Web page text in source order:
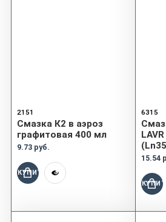
2151
Смазка К2 в аэроз
графитовая 400 мл
9.73 руб.
КУПИТЬ
6315
15.54